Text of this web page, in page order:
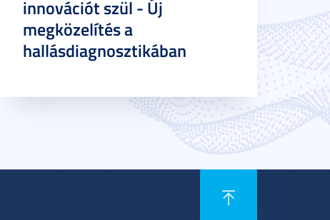
innovációt szül - Új
megközelítés a
hallásdiagnosztikában